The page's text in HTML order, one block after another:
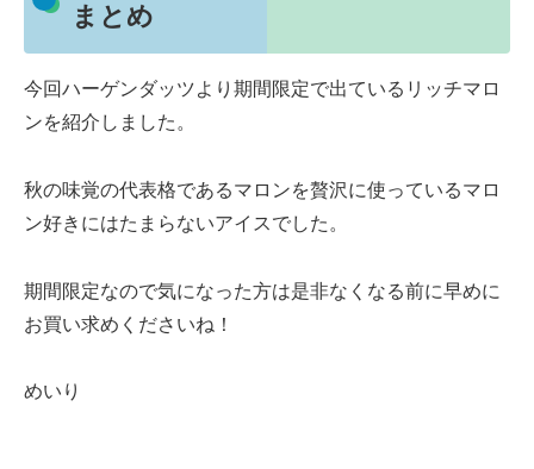
まとめ
今回ハーゲンダッツより期間限定で出ているリッチマロ
ンを紹介しました。
秋の味覚の代表格であるマロンを贅沢に使っているマロ
ン好きにはたまらないアイスでした。
期間限定なので気になった方は是非なくなる前に早めに
お買い求めくださいね！
めいり